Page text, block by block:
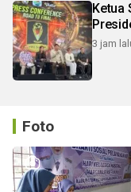
Ketua
3 jam
Foto